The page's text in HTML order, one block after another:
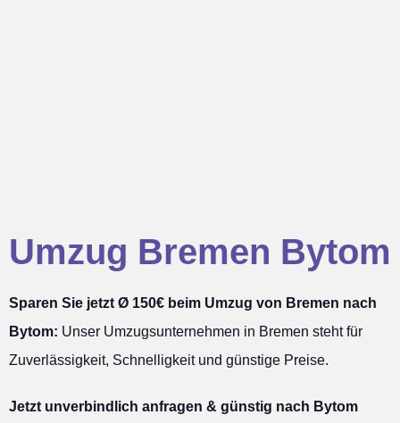
Umzug Bremen Bytom
Sparen Sie jetzt Ø 150€ beim Umzug von Bremen nach
Bytom: Unser Umzugsunternehmen in Bremen steht für
Zuverlässigkeit, Schnelligkeit und günstige Preise.
Jetzt unverbindlich anfragen & günstig nach Bytom